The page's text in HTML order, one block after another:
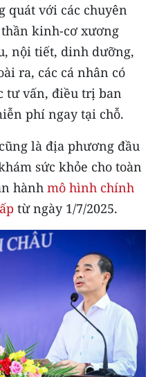
quát với các chuyên
kinh-cơ xương
nội tiết, dinh dưỡng,
ra, các cá nhân có
tư vấn, điều trị ban
phí ngay tại chỗ.
là địa phương đầu
sức khỏe cho toàn
hành mô hình chính
từ ngày 1/7/2025.